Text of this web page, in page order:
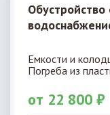
Обустройство
Емкости и
Погреба из
от 22 800 ₽